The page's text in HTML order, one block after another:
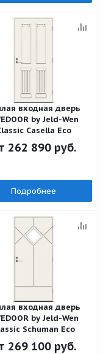
входная дверь
by Jeld-Wen
Casella Eco
262 890 руб.
Подробнее
входная дверь
by Jeld-Wen
Schuman Eco
269 100 руб.